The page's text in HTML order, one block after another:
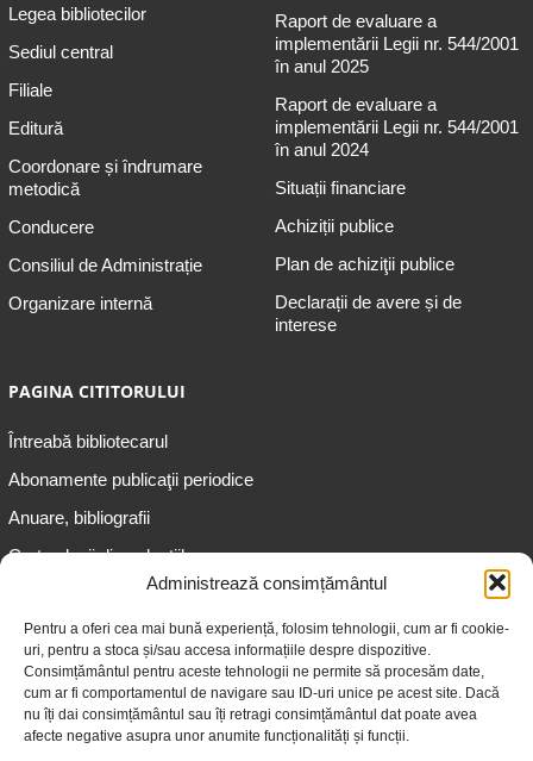
Administrează consimțământul
Pentru a oferi cea mai bună experiență, folosim tehnologii, cum ar fi cookie-
uri, pentru a stoca și/sau accesa informațiile despre dispozitive.
Consimțământul pentru aceste tehnologii ne permite să procesăm date,
cum ar fi comportamentul de navigare sau ID-uri unice pe acest site. Dacă
nu îți dai consimțământul sau îți retragi consimțământul dat poate avea
afecte negative asupra unor anumite funcționalități și funcții.
Legea bibliotecilor
Sediul central
Filiale
Editură
Coordonare și îndrumare
metodică
Conducere
Consiliul de Administrație
Organizare internă
Raport de evaluare a
implementării Legii nr. 544/2001
în anul 2025
Raport de evaluare a
implementării Legii nr. 544/2001
în anul 2024
Situații financiare
Achiziții publice
Plan de achiziţii publice
Declarații de avere și de
interese
PAGINA CITITORULUI
Întreabă bibliotecarul
Abonamente publicaţii periodice
Anuare, bibliografii
Cartea lunii din colecțiile
Informații pentru adolescenți
Informații pentru adulți
Informații pentru seniori